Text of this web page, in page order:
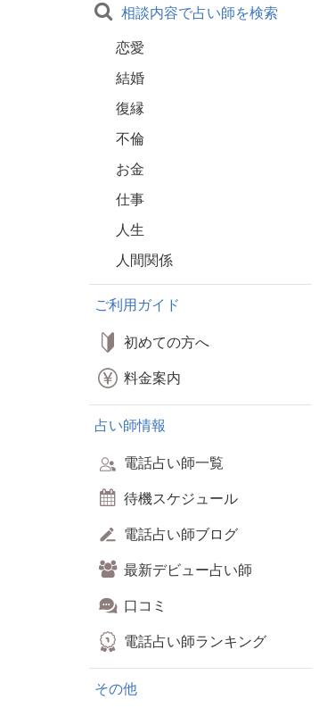
相談内容で占い師を検索
恋愛
結婚
復縁
不倫
お金
仕事
人生
人間関係
ご利用ガイド
初めての方へ
料金案内
占い師情報
電話占い師一覧
待機スケジュール
電話占い師ブログ
最新デビュー占い師
口コミ
電話占い師ランキング
その他